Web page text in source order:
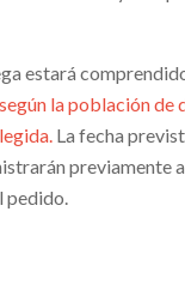
estará
la población de
La fecha
previamente
pedido.